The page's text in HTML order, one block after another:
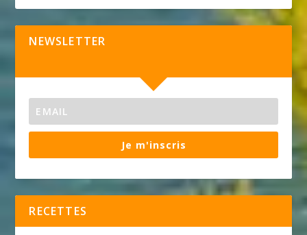
NEWSLETTER
Je m'inscris
RECETTES